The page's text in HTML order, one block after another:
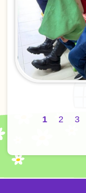
Pagination
目
1 Page
2 3